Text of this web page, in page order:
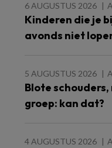
6 AUGUSTUS 2026
Kinderen die je
avonds niet
5 AUGUSTUS 2026
Blote
groep: kan dat?
4 AUGUSTUS 2026